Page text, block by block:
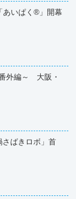
あいぱく®」開幕
外編～ 大阪・
ばきロボ」首